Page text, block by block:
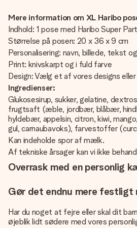
Mere information om XL Haribo
Indhold: 1 pose med Haribo Super
Størrelse på posen: 20 x 36 x 9 cm
Personalisering: navn, billede, tekst
Print: knivskarpt og i fuld farve
Design: Vælg et af vores designs
Ingredienser:
Glukosesirup, sukker, gelatine,
frugtsaft (æble, jordbær, blåbær,
hyldebær, appelsin, citron, kiwi,
gul, carnaubavoks), farvestoffer
Kan indeholde spor af mælk.
Af tekniske årsager kan vi ikke
Overrask med en personlig
Gør det endnu mere festligt
Har du noget at fejre eller skal dit
øjeblik lidt sødere med vores